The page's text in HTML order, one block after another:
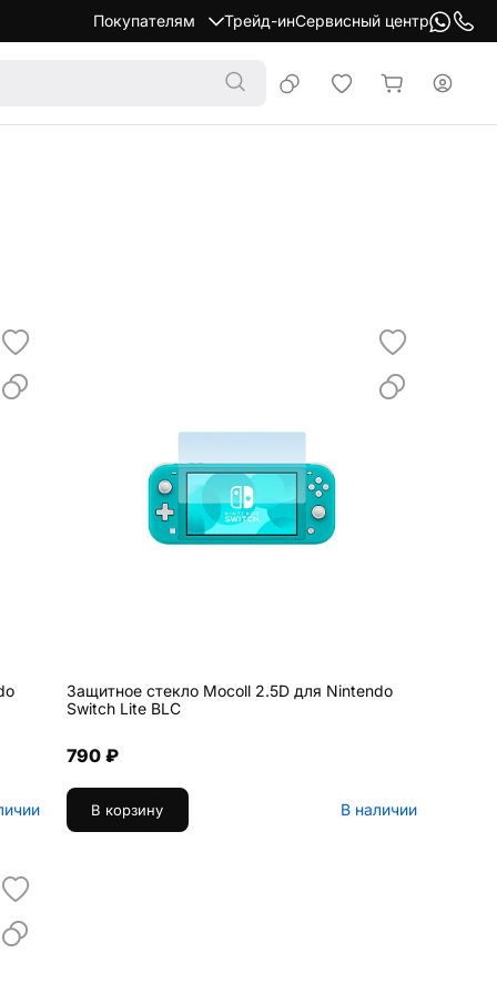
Покупателям Трейд-инСервисный центр
Защитное стекло Mocoll 2.5D для Nintendo
Switch Lite BLC
790 ₽
В корзину В наличии